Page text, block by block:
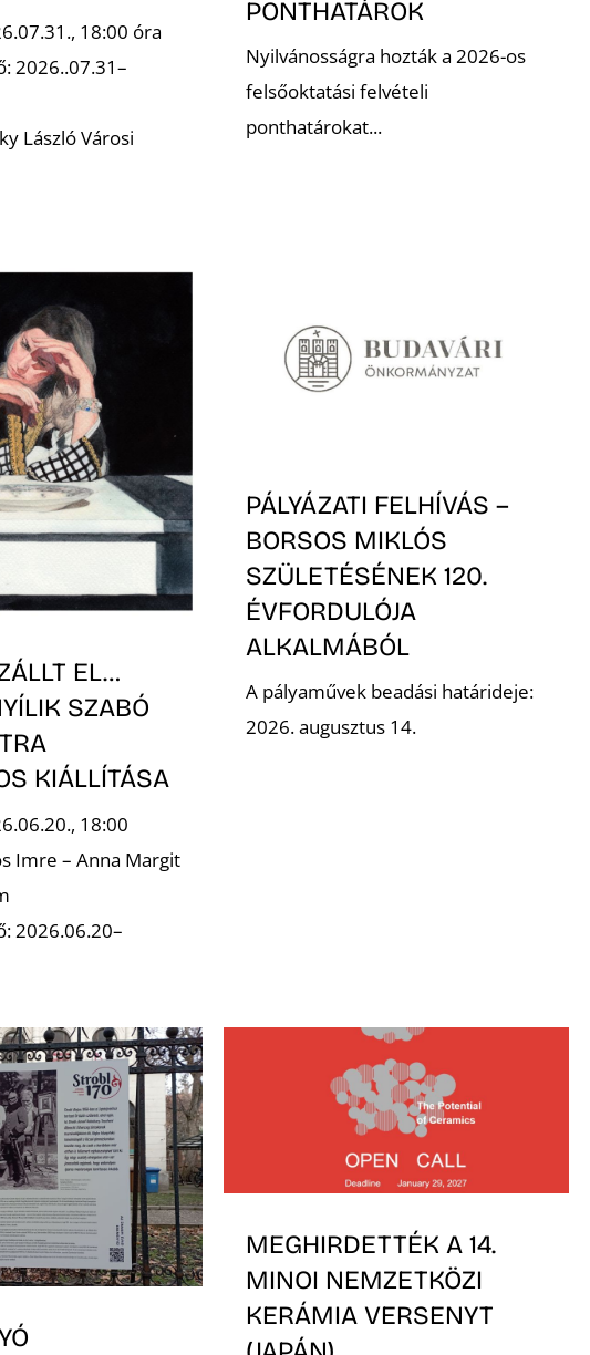
18:00 óra
2026..07.31–
László Városi
PONTHATÁROK
Nyilvánosságra hozták a 2026-os
felsőoktatási felvételi
ponthatárokat...
EL…
SZABÓ
KIÁLLÍTÁSA
18:00
Imre – Anna Margit
2026.06.20–
PÁLYÁZATI FELHÍVÁS –
BORSOS MIKLÓS
SZÜLETÉSÉNEK 120.
ÉVFORDULÓJA
ALKALMÁBÓL
A pályaművek beadási határideje:
2026. augusztus 14.
MEGHIRDETTÉK A 14.
MINOI NEMZETKÖZI
KERÁMIA VERSENYT